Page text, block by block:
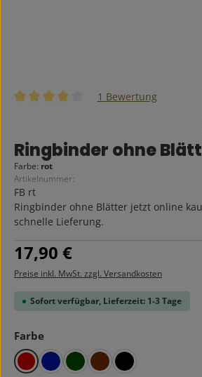
Durchschnittliche Bewertung von 4 von
1 Bewertung
Ringbinder ohne
Farbe: rot
Artikelnummer:
FB rt
Ringbinder ohne Blätter jetzt online
schnelle Lieferung.
Regulärer Preis:
17,90 €
Preise inkl. MwSt. zzgl. Versandkosten
Sofort verfügbar, Lieferzeit: 1-3 Tage
Farbe
rot blau grünbraunschwarz